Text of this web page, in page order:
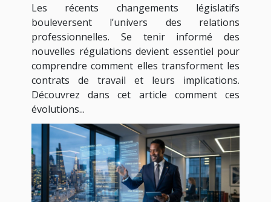
Les récents changements législatifs
bouleversent l’univers des relations
professionnelles. Se tenir informé des
nouvelles régulations devient essentiel pour
comprendre comment elles transforment les
contrats de travail et leurs implications.
Découvrez dans cet article comment ces
évolutions...